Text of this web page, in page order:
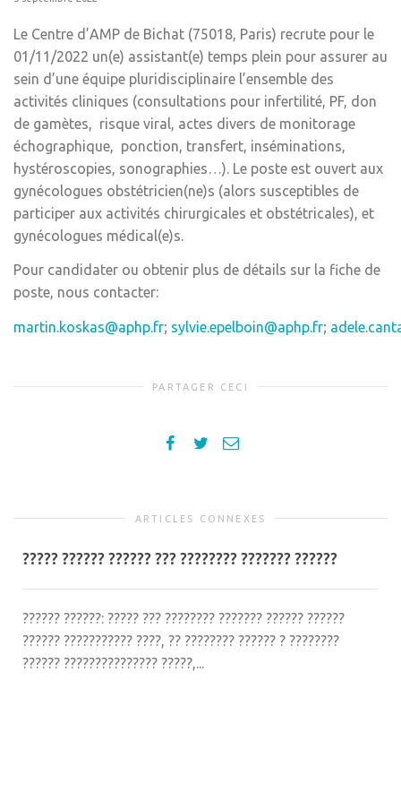
Le Centre d’AMP de Bichat (75018, Paris) recrute pour le
01/11/2022 un(e) assistant(e) temps plein pour assurer au
sein d’une équipe pluridisciplinaire l’ensemble des
activités cliniques (consultations pour infertilité, PF, don
de gamètes, risque viral, actes divers de monitorage
échographique, ponction, transfert, inséminations,
hystéroscopies, sonographies…). Le poste est ouvert aux
gynécologues obstétricien(ne)s (alors susceptibles de
participer aux activités chirurgicales et obstétricales), et
gynécologues médical(e)s.
Pour candidater ou obtenir plus de détails sur la fiche de
poste, nous contacter:
martin.koskas@aphp.fr; sylvie.epelboin@aphp.fr;
PARTAGER CECI
ARTICLES CONNEXES
????? ?????? ?????? ??? ???????? ??????? ??????
?????? ??????: ????? ??? ???????? ??????? ?????? ??????
?????? ??????????? ????, ?? ???????? ?????? ? ????????
?????? ??????????????? ?????,...